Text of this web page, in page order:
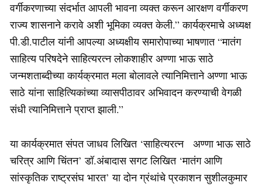
वर्गीकरणाच्या संदर्भात आपली भावना व्यक्त करून आरक्षण वर्गीकरण
राज्य शासनाने करावे अशी भूमिका व्यक्त केली.” कार्यक्रमाचे अध्यक्ष
पी.डी.पाटील यांनी आपल्या अध्यक्षीय समारोपाच्या भाषणात “मातंग
साहित्य परिषदेने साहित्यरत्न लोकशाहीर अण्णा भाऊ साठे
जन्मशताब्दीच्या कार्यक्रमात मला बोलावले त्यानिमित्ताने अण्णा भाऊ
साठे यांना साहित्यिकांच्या व्यासपीठावर अभिवादन करण्याची वेगळी
संधी त्यानिमित्ताने प्राप्त झाली.”
या कार्यक्रमात संपत जाधव लिखित ‘साहित्यरत्न अण्णा भाऊ साठे
चरित्र आणि चिंतन’ डॉ.अंबादास सगट लिखित ‘मातंग आणि
सांस्कृतिक राष्ट्रसंघ भारत’ या दोन ग्रंथांचे प्रकाशन सुशीलकुमार